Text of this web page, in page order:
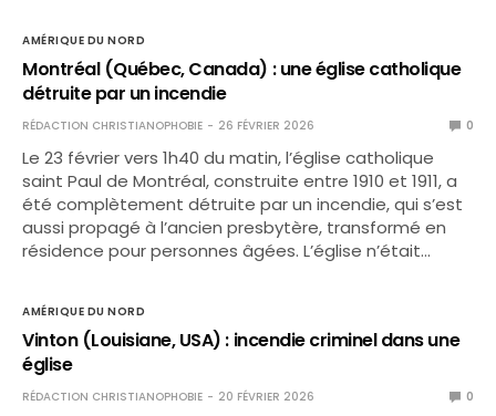
AMÉRIQUE DU NORD
Montréal (Québec, Canada) : une église catholique
détruite par un incendie
RÉDACTION CHRISTIANOPHOBIE 26 FÉVRIER 2026 0
Le 23 février vers 1h40 du matin, l’église catholique
saint Paul de Montréal, construite entre 1910 et 1911, a
été complètement détruite par un incendie, qui s’est
aussi propagé à l’ancien presbytère, transformé en
résidence pour personnes âgées. L’église n’était…
AMÉRIQUE DU NORD
Vinton (Louisiane, USA) : incendie criminel dans une
église
RÉDACTION CHRISTIANOPHOBIE 20 FÉVRIER 2026 0